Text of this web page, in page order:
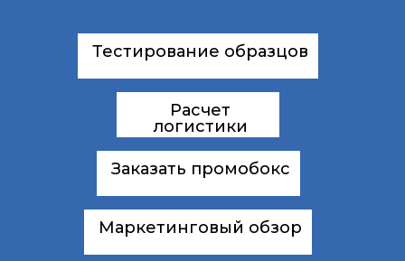
Тестирование образцов
Расчет
логистики
Заказать промобокс
Маркетинговый обзор